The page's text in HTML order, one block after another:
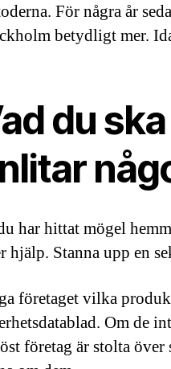
För några år
betydligt mer.
du
har hittat mögel
hjälp. Stanna upp en
företaget vilka
Om de
företag är stolta